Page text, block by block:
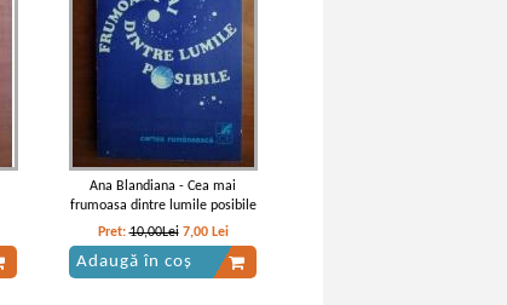
Ana Blandiana - Cea mai
frumoasa dintre lumile posibile
Pret:10,00Lei 7,00 Lei
Adaugă în coș